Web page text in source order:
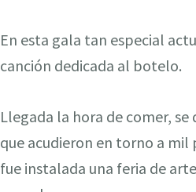
En esta gala tan especial
canción dedicada al botelo.
Llegada la hora de comer,
que acudieron en torno a
fue instalada una feria de